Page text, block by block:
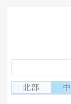
找不到符合條
幫助。
尋
北部